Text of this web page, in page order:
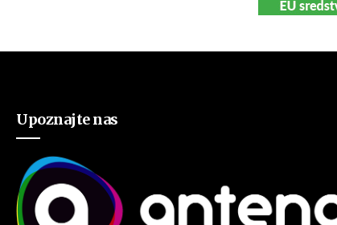
Upoznajte nas